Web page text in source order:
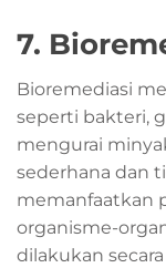
7.
Bioremediasi
seperti bakteri,
mengurai
sederhana dan
memanfaatkan
organisme-
dilakukan